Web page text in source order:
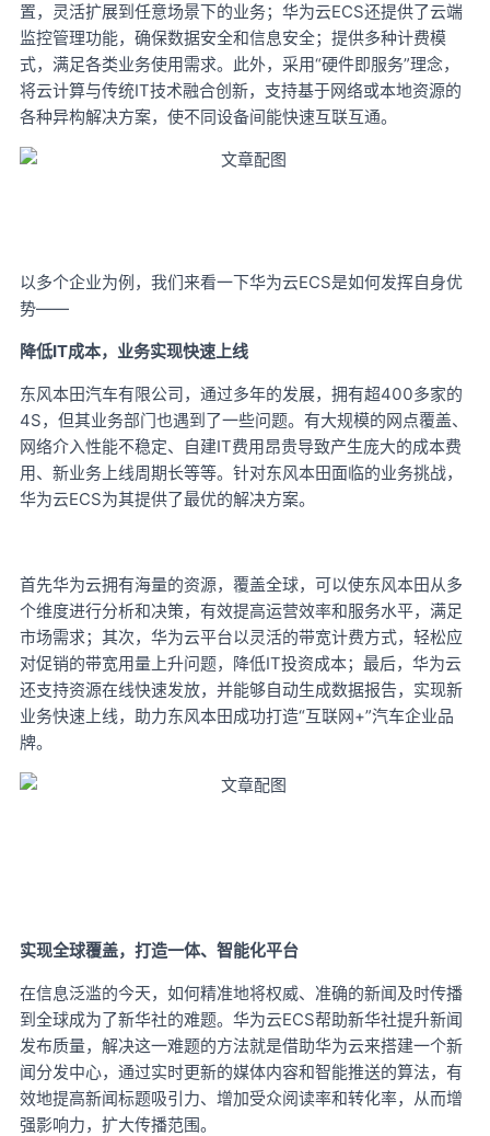
置，灵活扩展到任意场景下的业务；华为云ECS还提供了云端
监控管理功能，确保数据安全和信息安全；提供多种计费模
式，满足各类业务使用需求。此外，采用“硬件即服务”理念，
将云计算与传统IT技术融合创新，支持基于网络或本地资源的
各种异构解决方案，使不同设备间能快速互联互通。
以多个企业为例，我们来看一下华为云ECS是如何发挥自身优
势——
降低IT成本，业务实现快速上线
东风本田汽车有限公司，通过多年的发展，拥有超400多家的
4S，但其业务部门也遇到了一些问题。有大规模的网点覆盖、
网络介入性能不稳定、自建IT费用昂贵导致产生庞大的成本费
用、新业务上线周期长等等。针对东风本田面临的业务挑战，
华为云ECS为其提供了最优的解决方案。
首先华为云拥有海量的资源，覆盖全球，可以使东风本田从多
个维度进行分析和决策，有效提高运营效率和服务水平，满足
市场需求；其次，华为云平台以灵活的带宽计费方式，轻松应
对促销的带宽用量上升问题，降低IT投资成本；最后，华为云
还支持资源在线快速发放，并能够自动生成数据报告，实现新
业务快速上线，助力东风本田成功打造“互联网+”汽车企业品
牌。
实现全球覆盖，打造一体、智能化平台
在信息泛滥的今天，如何精准地将权威、准确的新闻及时传播
到全球成为了新华社的难题。华为云ECS帮助新华社提升新闻
发布质量，解决这一难题的方法就是借助华为云来搭建一个新
闻分发中心，通过实时更新的媒体内容和智能推送的算法，有
效地提高新闻标题吸引力、增加受众阅读率和转化率，从而增
强影响力，扩大传播范围。